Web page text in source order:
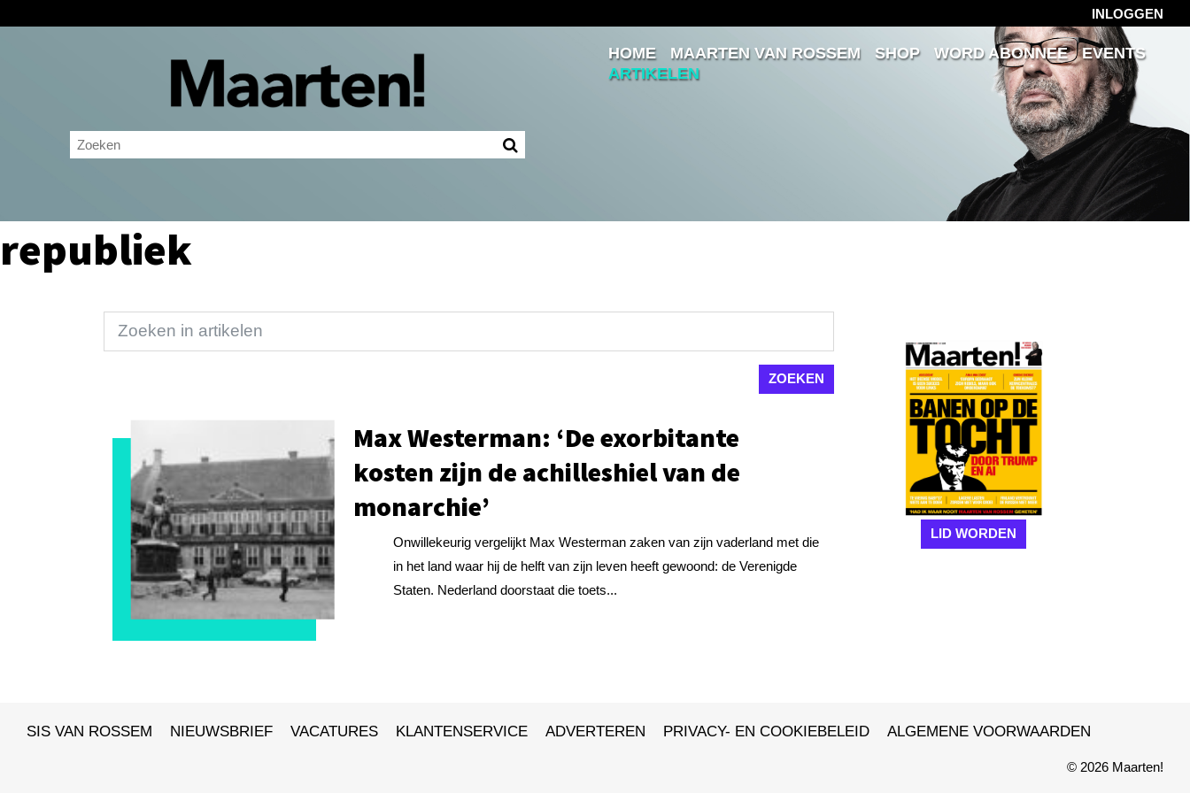
INLOGGEN
Inloggen
Ingelogd blijven
HOME MAARTEN VAN ROSSEM SHOP WORD ABONNEE
EVENTS
ARTIKELEN
republiek
Max Westerman: ‘De exorbitante
kosten zijn de achilleshiel van de
monarchie’
Onwillekeurig vergelijkt Max Westerman zaken van zijn vaderland met die
in het land waar hij de helft van zijn leven heeft gewoond: de Verenigde
Staten. Nederland doorstaat die toets...
LID WORDEN
SIS VAN ROSSEM NIEUWSBRIEF VACATURES KLANTENSERVICE ADVERTEREN PRIVACY- EN COOKIEBELEID ALGEMENE VOORWAARDEN
© 2026 Maarten!